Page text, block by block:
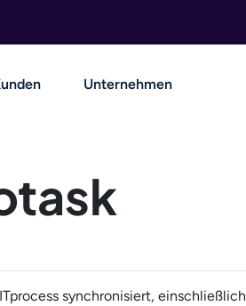
Unternehmen
synchronisiert,